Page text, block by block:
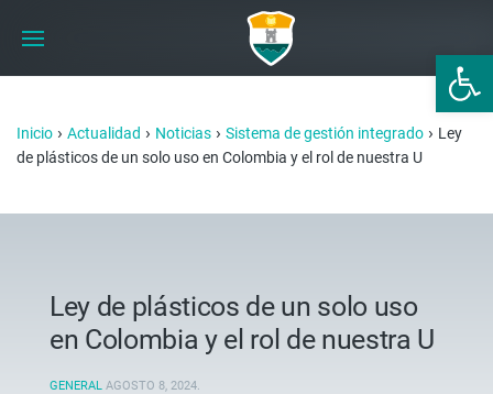
Abrir
Inicio › Actualidad › Noticias › Sistema de gestión integrado › Ley
de plásticos de un solo uso en Colombia y el rol de nuestra U
Ley de plásticos de un solo uso
en Colombia y el rol de nuestra U
GENERAL AGOSTO 8, 2024.